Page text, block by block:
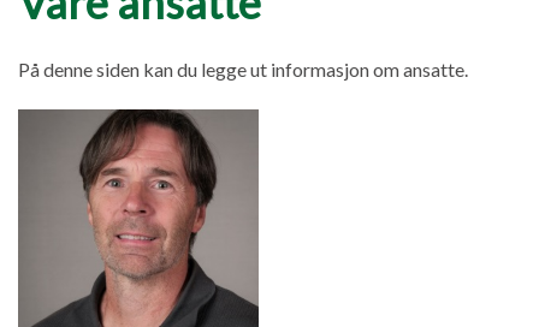
På denne siden kan du legge ut informasjon om ansatte.